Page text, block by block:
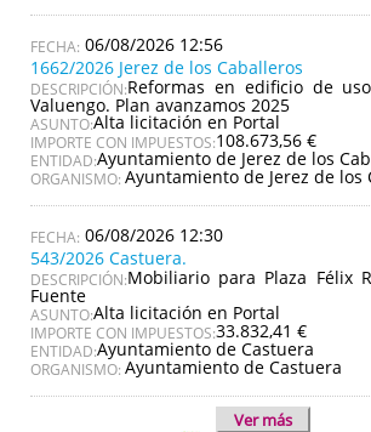
06/08/2026 12:56
1662/2026 Jerez de los Caballeros
DESCRIPCIÓN:Reformas en edificio de
Valuengo. Plan avanzamos 2025
ASUNTO:Alta licitación en Portal
IMPORTE CON IMPUESTOS:108.673,56 €
ENTIDAD:Ayuntamiento de Jerez de los
ORGANISMO: Ayuntamiento de Jerez de los
06/08/2026 12:30
543/2026 Castuera.
DESCRIPCIÓN:Mobiliario para Plaza Félix
Fuente
ASUNTO:Alta licitación en Portal
IMPORTE CON IMPUESTOS:33.832,41 €
ENTIDAD:Ayuntamiento de Castuera
ORGANISMO: Ayuntamiento de Castuera
Ver más